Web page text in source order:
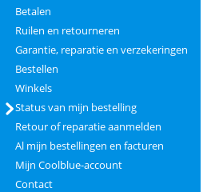
Betalen
Ruilen en retourneren
Garantie, reparatie en verzekeringen
Bestellen
Winkels
Status van mijn bestelling
Retour of reparatie aanmelden
Al mijn bestellingen en facturen
Mijn Coolblue-account
Contact